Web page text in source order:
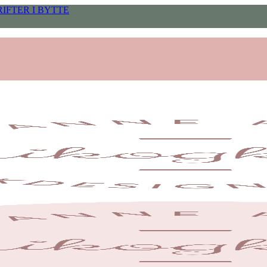
I BYTTE